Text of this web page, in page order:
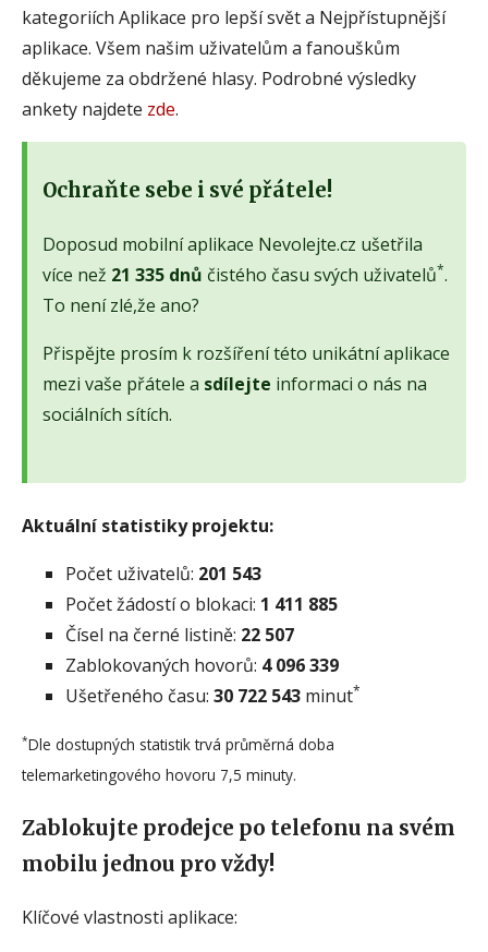
kategoriích Aplikace pro lepší svět a Nejpřístupnější
aplikace. Všem našim uživatelům a fanouškům
děkujeme za obdržené hlasy. Podrobné výsledky
ankety najdete zde.
Ochraňte sebe i své přátele!
Doposud mobilní aplikace Nevolejte.cz ušetřila
více než 21 335 dnů čistého času svých uživatelů*.
To není zlé,že ano?
Přispějte prosím k rozšíření této unikátní aplikace
mezi vaše přátele a sdílejte informaci o nás na
sociálních sítích.
Aktuální statistiky projektu:
Počet uživatelů: 201 543
Počet žádostí o blokaci: 1 411 885
Čísel na černé listině: 22 507
Zablokovaných hovorů: 4 096 339
Ušetřeného času: 30 722 543 minut*
*Dle dostupných statistik trvá průměrná doba
telemarketingového hovoru 7,5 minuty.
Zablokujte prodejce po telefonu na svém
mobilu jednou pro vždy!
Klíčové vlastnosti aplikace: